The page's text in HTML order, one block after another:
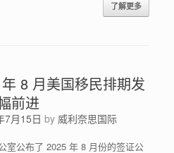
了解更多
8 月美国移民排期发
前进
7月15日 by 威利奈思国际
室公布了 2025 年 8 月份的签证公